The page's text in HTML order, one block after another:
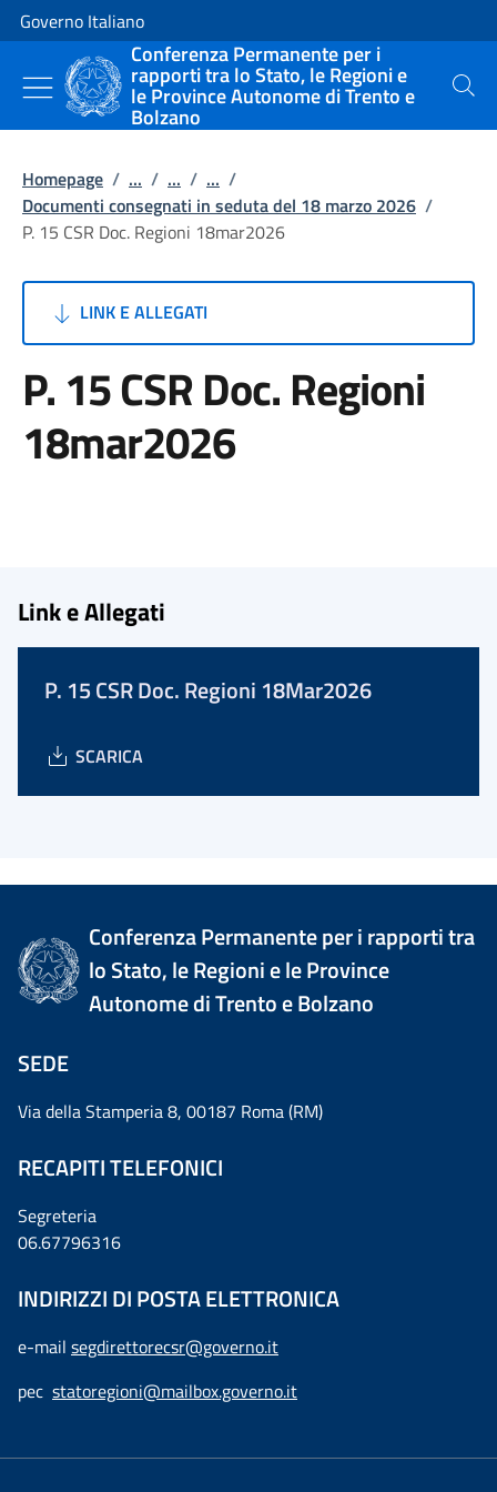
Vai al contenuto
Vai alla navigazione del sito
Governo Italiano
Conferenza Permanente per i
rapporti tra lo Stato, le Regioni e
le Province Autonome di Trento e
Bolzano
Cerca
Homepage / ... / ... / ... /
Documenti consegnati in seduta del 18 marzo 2026 /
P. 15 CSR Doc. Regioni 18mar2026
LINK E ALLEGATI
P. 15 CSR Doc. Regioni
18mar2026
Link e Allegati
P. 15 CSR Doc. Regioni 18Mar2026
SCARICA
Conferenza Permanente per i rapporti tra
lo Stato, le Regioni e le Province
Autonome di Trento e Bolzano
SEDE
Via della Stamperia 8, 00187 Roma (RM)
RECAPITI TELEFONICI
Segreteria
06.67796316
INDIRIZZI DI POSTA ELETTRONICA
e-mail segdirettorecsr@governo.it
pec statoregioni@mailbox.governo.it